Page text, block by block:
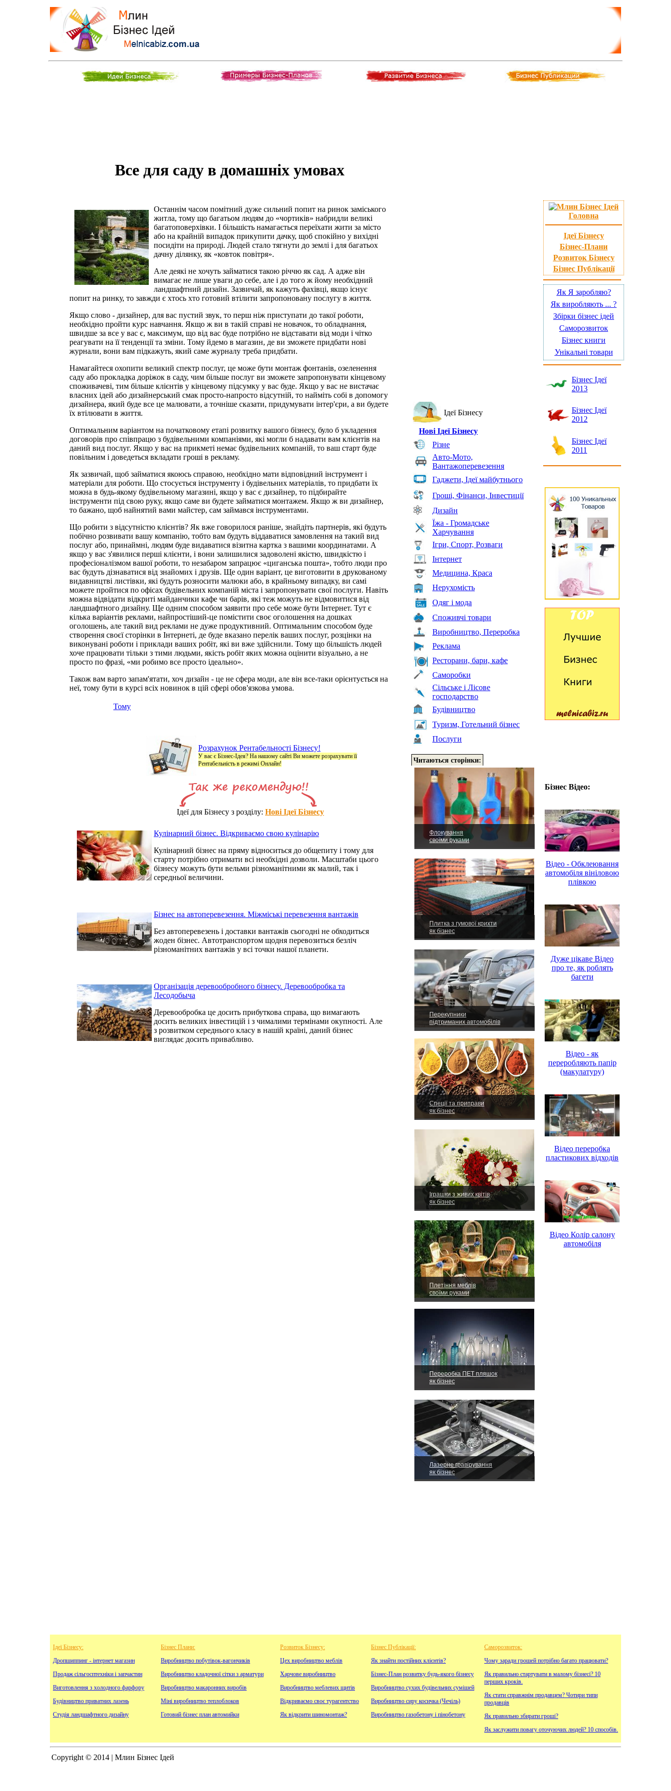
Все для саду в домашніх умовах
Останнім часом помітний дуже сильний попит на ринок заміського
житла, тому що багатьом людям до «чортиків» набридли великі
багатоповерхівки. І більшість намагається переїхати жити за місто
або на крайній випадок прикупити дачку, щоб спокійно у вихідні
посидіти на природі. Людей стало тягнути до землі і для багатьох
дачну ділянку, як «ковток повітря».
Але деякі не хочуть займатися такою річчю як сад. А адже він
вимагає не лише уваги до себе, але і до того ж йому необхідний
ландшафтний дизайн. Зазвичай, як кажуть фахівці, якщо існує
попит на ринку, то завжди є хтось хто готовий втілити запропоновану послугу в життя.
Якщо слово - дизайнер, для вас пустий звук, то перш ніж приступати до такої роботи,
необхідно пройти курс навчання. Якщо ж ви в такій справі не новачок, то обладнання,
швидше за все у вас є, максимум, що від вас буде потрібно не відставати від моди і чітко
реагувати на її тенденції та зміни. Тому йдемо в магазин, де ви зможете придбати нові
журнали, вони вам підкажуть, який саме журналу треба придбати.
Намагайтеся охопити великий спектр послуг, це може бути монтаж фонтанів, озеленення
саду або прокладка доріжок в саду, чим більше послуг ви зможете запропонувати кінцевому
споживачеві, тим більше клієнтів у кінцевому підсумку у вас буде. Якщо у вас не вистачає
власних ідей або дизайнерський смак просто-напросто відсутній, то найміть собі в допомогу
дизайнера, який буде все це малювати, а точніше сказати, придумувати інтер'єри, а ви будете
їх втілювати в життя.
Оптимальним варіантом на початковому етапі розвитку вашого бізнесу, було б укладення
договорів про співпрацю з будівельними компаніями, які могли б надавати вам клієнтів на
даний вид послуг. Якщо у вас на прикметі немає будівельних компаній, то ваш старт буде
повільним і доведеться вкладати гроші в рекламу.
Як зазвичай, щоб займатися якоюсь справою, необхідно мати відповідний інструмент і
матеріали для роботи. Що стосується інструменту і будівельних матеріалів, то придбати їх
можна в будь-якому будівельному магазині, якщо у вас є дизайнер, то підбирайте
інструменти під свою руку, якщо саме ви будете займатися монтажем. Якщо ж ви дизайнер,
то бажано, щоб найнятий вами майстер, сам займався інструментами.
Що робити з відсутністю клієнтів? Як вже говорилося раніше, знайдіть партнерів, які будуть
побічно розвивати вашу компанію, тобто вам будуть віддаватися замовлення на такий вид
послуг або, принаймні, людям буде видаватися візитна картка з вашими координатами. А
якщо у вас з'явилися перші клієнти, і вони залишилися задоволені якістю, швидкістю і
професіоналізмом вашої роботи, то незабаром запрацює «циганська пошта», тобто люди про
вас будуть дізнаватися від знайомих і друзів. Ще один варіант, це виготовити в друкованому
видавництві листівки, які будуть розносити малюки або, в крайньому випадку, ви самі
можете пройтися по офісах будівельних компаній міста і запропонувати свої послуги. Навіть
можна відвідати відкриті майданчики кафе чи барів, які теж можуть не відмовитися від
ландшафтного дизайну. Ще одним способом заявити про себе може бути Інтернет. Тут є
кілька варіантів реклами, найпростіший-це помістити своє оголошення на дошках
оголошень, але такий вид реклами не дуже продуктивний. Оптимальним способом буде
створення своєї сторінки в Інтернеті, де буде вказано перелік ваших послуг, розцінки на
виконувані роботи і приклади ваших робіт, які ви вже здійснили. Тому що більшість людей
хоче працювати тільки з тими людьми, якість робіт яких можна оцінити візуально, а не
просто по фразі, «ми робимо все просто ідеально».
Також вам варто запам'ятати, хоч дизайн - це не сфера моди, але він все-таки орієнтується на
неї, тому бути в курсі всіх новинок в цій сфері обов'язкова умова.
Тому
Розрахунок Рентабельності Бізнесу!
У вас є Бізнес-Ідея? На нашому сайті Ви можете розрахувати її
Рентабельність в режимі Онлайн!
Ідеї для Бізнесу з розділу: Нові Ідеї Бізнесу
Кулінарний бізнес. Відкриваємо свою кулінарію
Кулінарний бізнес на пряму відноситься до общепиту і тому для
старту потрібно отримати всі необхідні дозволи. Масштаби цього
бізнесу можуть бути вельми різноманітними як малий, так і
середньої величини.
Бізнес на автоперевезення. Міжміські перевезення вантажів
Без автоперевезень і доставки вантажів сьогодні не обходиться
жоден бізнес. Автотранспортом щодня перевозиться безліч
різноманітних вантажів у всі точки нашої планети.
Організація деревообробного бізнесу. Деревообробка та
Лесодобыча
Деревообробка це досить прибуткова справа, що вимагають
досить великих інвестицій і з чималими термінами окупності. Але
з розвитком середнього класу в нашій країні, даний бізнес
виглядає досить привабливо.
Ідеї Бізнесу
Нові Ідеї Бізнесу
Різне
Авто-Мото,
Вантажоперевезення
Гаджети, Ідеї майбутнього
Гроші, Фінанси, Інвестиції
Дизайн
Їжа - Громадське
Харчування
Ігри, Спорт, Розваги
Інтернет
Медицина, Краса
Нерухомість
Одяг і мода
Споживчі товари
Виробництво, Переробка
Реклама
Ресторани, бари, кафе
Саморобки
Сільське і Лісове
господарство
Будівництво
Туризм, Готельний бізнес
Послуги
Читаються сторінки:
Флокування
своїми руками
Плитка з гумової крихти
як бізнес
Перекупники
підтриманих автомобілів
Спеції та приправи
як бізнес
Іграшки з живих квітів
як бізнес
Плетіння меблів
своїми руками
Переробка ПЕТ пляшок
як бізнес
Лазерне гравірування
як бізнес
Головна
Ідеї Бізнесу
Бізнес-Плани
Розвиток Бізнесу
Бізнес Публікації
Як Я заробляю?
Як виробляють ... ?
Збірки бізнес ідей
Саморозвиток
Бізнес книги
Унікальні товари
Бізнес Ідеї
2013
Бізнес Ідеї
2012
Бізнес Ідеї
2011
Бізнес Відео:
Відео - Обклеювання
автомобіля вініловою
плівкою
Дуже цікаве Відео
про те, як роблять
багети
Відео - як
переробляють папір
(макулатуру)
Відео переробка
пластикових відходів
Відео Колір салону
автомобіля
Ідеї Бізнесу:
Дропшиппинг - інтернет магазин
Продаж сільгосптехніки і запчастин
Виготовлення з холодного фарфору
Будівництво приватних лазень
Студія ландшафтного дизайну
Бізнес Плани:
Виробництво побутівок-вагончиків
Виробництво кладочної сітки з арматури
Виробництво макаронних виробів
Міні виробництво теплоблоков
Готовий бізнес план автомийки
Розвиток Бізнесу:
Цех виробництво меблів
Харчове виробництво
Виробництво меблевих щитів
Відкриваємо своє турагентство
Як відкрити шиномонтаж?
Бізнес Публікації:
Як знайти постійних клієнтів?
Бізнес-План розвитку будь-якого бізнесу
Виробництво сухих будівельних сумішей
Виробництво сиру косичка (Чечіль)
Виробництво газобетону і пінобетону
Саморозвиток:
Чому заради грошей потрібно багато працювати?
Як правильно стартувати в малому бізнесі? 10
перших кроків.
Як стати справжнім продавцем? Чотири типи
продавців
Як правильно збирати гроші?
Як заслужити повагу оточуючих людей? 10 способів.
Copyright © 2014 | Млин Бізнес Ідей